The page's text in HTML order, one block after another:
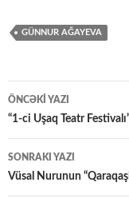
GÜNNUR AĞAYEVA
Yazılar
üzrə
naviqasiya
ÖNCƏKI YAZI
“1-ci Uşaq Teatr
SONRAKI YAZI
Vüsal Nurunun